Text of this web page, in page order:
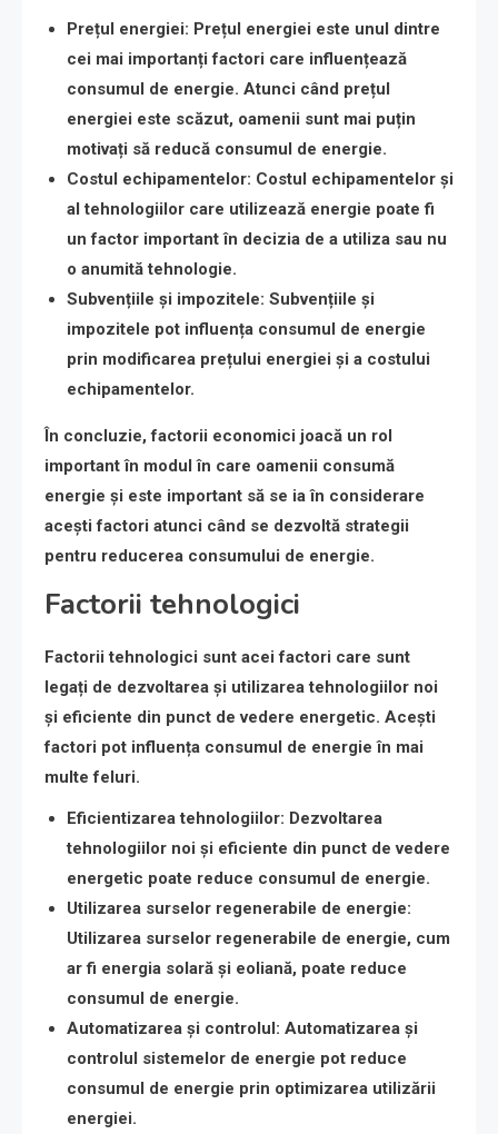
Prețul energiei: Prețul energiei este unul dintre
cei mai importanți factori care influențează
consumul de energie. Atunci când prețul
energiei este scăzut, oamenii sunt mai puțin
motivați să reducă consumul de energie.
Costul echipamentelor: Costul echipamentelor și
al tehnologiilor care utilizează energie poate fi
un factor important în decizia de a utiliza sau nu
o anumită tehnologie.
Subvențiile și impozitele: Subvențiile și
impozitele pot influența consumul de energie
prin modificarea prețului energiei și a costului
echipamentelor.
În concluzie, factorii economici joacă un rol
important în modul în care oamenii consumă
energie și este important să se ia în considerare
acești factori atunci când se dezvoltă strategii
pentru reducerea consumului de energie.
Factorii tehnologici
Factorii tehnologici sunt acei factori care sunt
legați de dezvoltarea și utilizarea tehnologiilor noi
și eficiente din punct de vedere energetic. Acești
factori pot influența consumul de energie în mai
multe feluri.
Eficientizarea tehnologiilor: Dezvoltarea
tehnologiilor noi și eficiente din punct de vedere
energetic poate reduce consumul de energie.
Utilizarea surselor regenerabile de energie:
Utilizarea surselor regenerabile de energie, cum
ar fi energia solară și eoliană, poate reduce
consumul de energie.
Automatizarea și controlul : Automatizarea și
controlul sistemelor de energie pot reduce
consumul de energie prin optimizarea utilizării
energiei.